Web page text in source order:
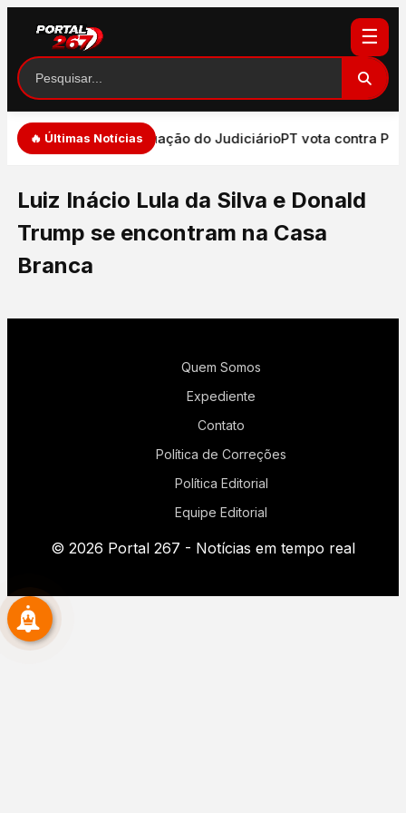
☰
🔥 Últimas Notícias
de expressão e atuação do JudiciárioPT vota contra
Luiz Inácio Lula da Silva e Donald
Trump se encontram na Casa
Branca
Quem Somos
Expediente
Contato
Política de Correções
Política Editorial
Equipe Editorial
© 2026 Portal 267 - Notícias em tempo real